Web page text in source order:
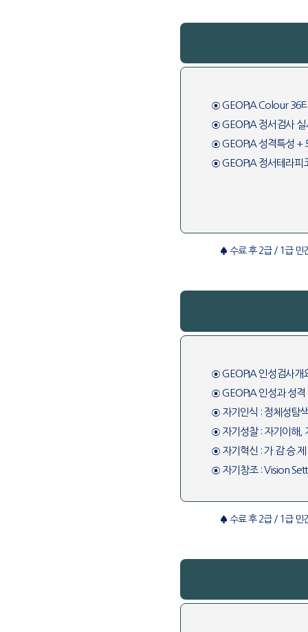
⊙ GEOPIA Colour 36
⊙ GEOPIA 정서검사 실
⊙ GEOPIA 성격특성 +
⊙ GEOPIA 정서테라피
♠ 수료 후 2급 / 1급 민
⊙ GEOPIA 인성검사개
⊙ GEOPIA 인성과 성격
⊙ 자기인식 : 정체성탐
⊙ 자기성찰 : 자기이해,
⊙ 자기혁신 : 가.감.승.제
⊙ 자기창조 : Vision
♠ 수료 후 2급 / 1급 민